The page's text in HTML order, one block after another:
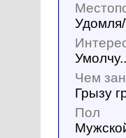
Чем
Грызу
Пол